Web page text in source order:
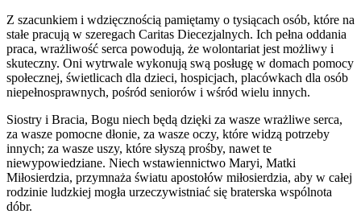
Z szacunkiem i wdzięcznością pamiętamy o tysiącach osób, które na
stałe pracują w szeregach Caritas Diecezjalnych. Ich pełna oddania
praca, wrażliwość serca powodują, że wolontariat jest możliwy i
skuteczny. Oni wytrwale wykonują swą posługę w domach pomocy
społecznej, świetlicach dla dzieci, hospicjach, placówkach dla osób
niepełnosprawnych, pośród seniorów i wśród wielu innych.
Siostry i Bracia, Bogu niech będą dzięki za wasze wrażliwe serca,
za wasze pomocne dłonie, za wasze oczy, które widzą potrzeby
innych; za wasze uszy, które słyszą prośby, nawet te
niewypowiedziane. Niech wstawiennictwo Maryi, Matki
Miłosierdzia, przymnaża światu apostołów miłosierdzia, aby w całej
rodzinie ludzkiej mogła urzeczywistniać się braterska wspólnota
dóbr.